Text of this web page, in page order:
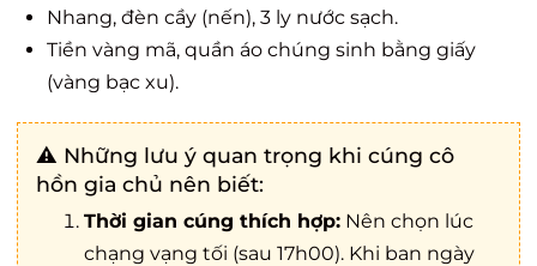
Nhang, đèn cầy (nến), 3 ly nước sạch.
Tiền vàng mã, quần áo chúng sinh bằng giấy
(vàng bạc xu).
⚠️ Những lưu ý quan trọng khi cúng cô
hồn gia chủ nên biết:
Thời gian cúng thích hợp: Nên chọn lúc
chạng vạng tối (sau 17h00). Khi ban ngày